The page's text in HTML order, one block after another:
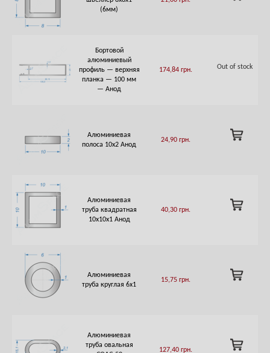
(6мм)
TO
Бортовой
алюминиевый
профиль — верхняя
планка — 100 мм
— Анод
174,84 грн. Out of stock
Алюминиевая
полоса 10х2 Анод
24,90 грн.
ADD
TO
Алюминиевая
труба квадратная
10х10х1 Анод
40,30 грн.
ADD
TO
Алюминиевая
труба круглая 6х1
15,75 грн.
ADD
TO
Алюминиевая
труба овальная
127,40 грн.
ADD